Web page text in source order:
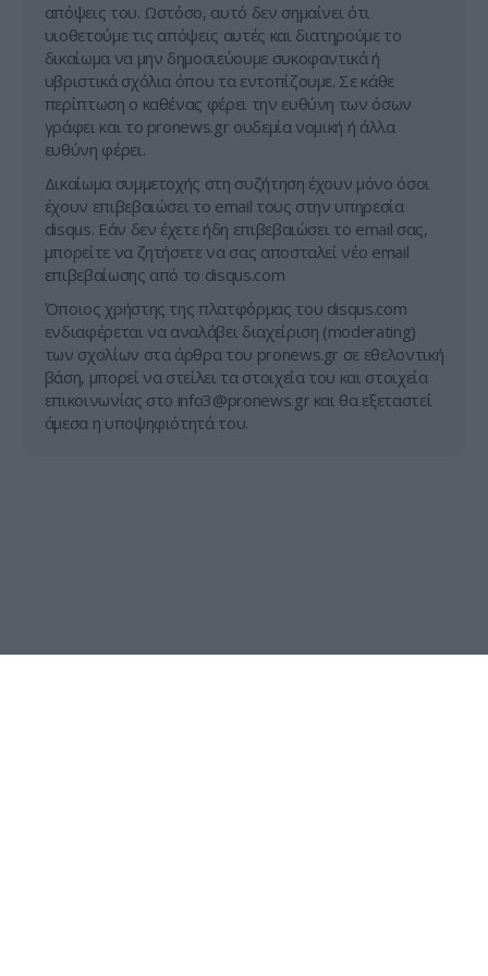
απόψεις του. Ωστόσο, αυτό δεν σημαίνει ότι
υιοθετούμε τις απόψεις αυτές και διατηρούμε το
δικαίωμα να μην δημοσιεύουμε συκοφαντικά ή
υβριστικά σχόλια όπου τα εντοπίζουμε. Σε κάθε
περίπτωση ο καθένας φέρει την ευθύνη των όσων
γράφει και το pronews.gr ουδεμία νομική ή άλλα
ευθύνη φέρει.
Δικαίωμα συμμετοχής στη συζήτηση έχουν μόνο όσοι
έχουν επιβεβαιώσει το email τους στην υπηρεσία
disqus. Εάν δεν έχετε ήδη επιβεβαιώσει το email σας,
μπορείτε να ζητήσετε να σας αποσταλεί νέο email
επιβεβαίωσης από το disqus.com
Όποιος χρήστης της πλατφόρμας του disqus.com
ενδιαφέρεται να αναλάβει διαχείριση (moderating)
των σχολίων στα άρθρα του pronews.gr σε εθελοντική
βάση, μπορεί να στείλει τα στοιχεία του και στοιχεία
επικοινωνίας στο info3@pronews.gr και θα εξεταστεί
άμεσα η υποψηφιότητά του.